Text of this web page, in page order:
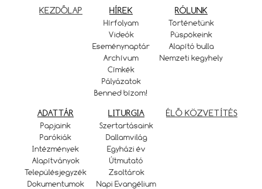
KEZDŐLAP HÍREK
Hírfolyam
Videók
Eseménynaptár
Archívum
Címkék
Pályázatok
Benned bízom!
RÓLUNK
Történetünk
Püspökeink
Alapító bulla
Nemzeti kegyhely
ADATTÁR
Papjaink
Parókiák
Intézmények
Alapítványok
Településjegyzék
Dokumentumok
LITURGIA
Szertartásaink
Dallamvilág
Egyházi év
Útmutató
Zsoltárok
Napi Evangélium
ÉLŐ KÖZVETÍTÉS